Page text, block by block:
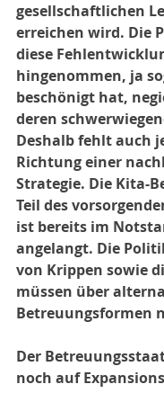
gesellschaftlichen
erreichen wird. Die
diese
hingenommen, ja
beschönigt hat,
deren
Deshalb fehlt auch
Richtung einer
Strategie. Die Kita-
Teil des
ist bereits im
angelangt. Die
von Krippen sowie
müssen über
Betreuungsformen
Der
noch auf